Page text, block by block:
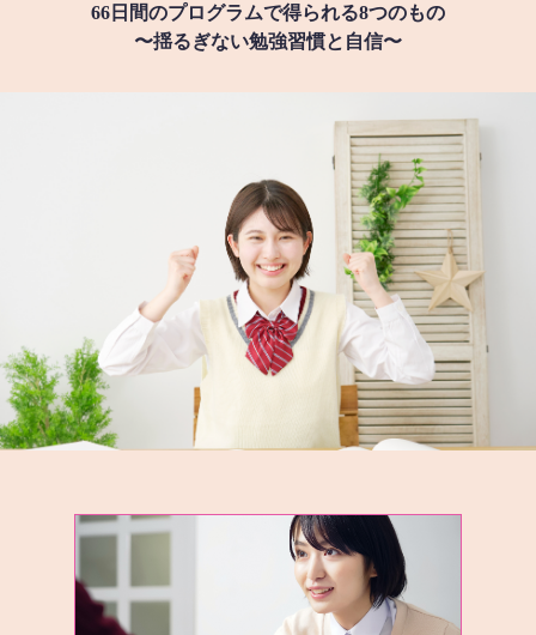
66日間のプログラムで得られる8つのもの
〜揺るぎない勉強習慣と自信〜